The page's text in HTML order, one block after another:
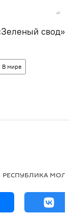
свод»
В мире
РЕСПУБЛИКА